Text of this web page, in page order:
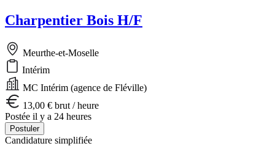
Charpentier Bois H/F
Meurthe-et-Moselle
Intérim
MC Intérim (agence de Fléville)
13,00 € brut / heure
Postée il y a 24 heures
Postuler
Candidature simplifiée